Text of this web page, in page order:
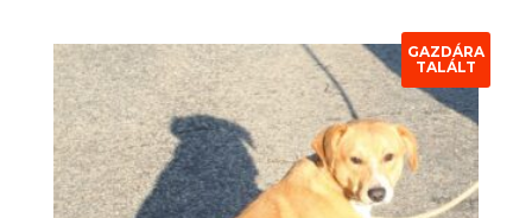
GAZDÁRA
TALÁLT